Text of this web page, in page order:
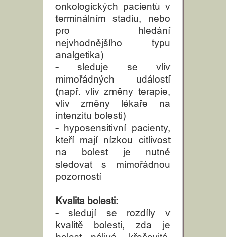
onkologických pacientů v
terminálním stadiu, nebo
pro hledání
nejvhodnějšího typu
analgetika)
- sleduje se vliv
mimořádných událostí
(např. vliv změny terapie,
vliv změny lékaře na
intenzitu bolesti)
- hyposensitivní pacienty,
kteří mají nízkou citlivost
na bolest je nutné
sledovat s mimořádnou
pozorností
Kvalita bolesti:
- sledují se rozdíly v
kvalitě bolesti, zda je